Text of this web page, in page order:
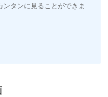
タンに見ることができま